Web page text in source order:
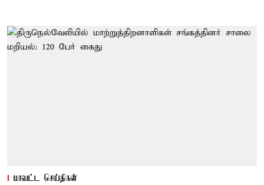
மாவட்ட செய்திகள்